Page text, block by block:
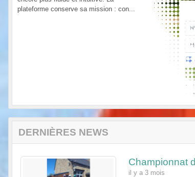
plateforme conserve sa mission : con...
DERNIÈRES NEWS
Championnat
il y a 3 mois